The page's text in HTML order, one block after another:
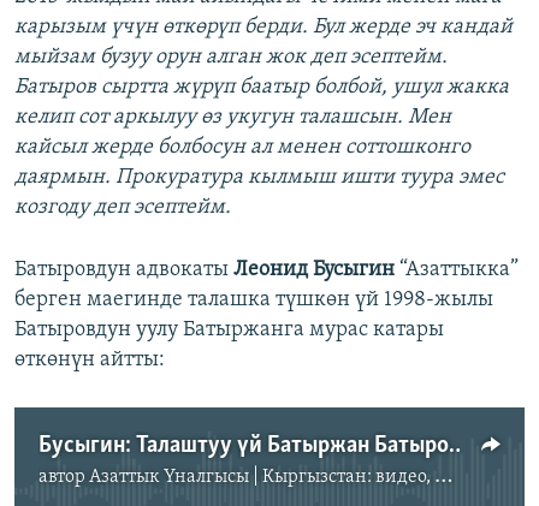
карызым үчүн өткөрүп берди. Бул жерде эч кандай
мыйзам бузуу орун алган жок деп эсептейм.
Батыров сыртта жүрүп баатыр болбой, ушул жакка
келип сот аркылуу өз укугун талашсын. Мен
кайсыл жерде болбосун ал менен соттошконго
даярмын. Прокуратура кылмыш ишти туура эмес
козгоду деп эсептейм.
Батыровдун адвокаты Леонид Бусыгин “Азаттыкка”
берген маегинде талашка түшкөн үй 1998-жылы
Батыровдун уулу Батыржанга мурас катары
өткөнүн айтты:
Бусыгин: Талаштуу үй Батыржан Батыровго тиешелүү
автор Азаттык Үналгысы | Кыргызстан: видео, фото, кабарлар
No media source currently available